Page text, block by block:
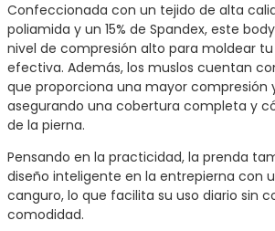
Confeccionada con un tejido de alta
poliamida y un 15% de Spandex, este
nivel de compresión alto para moldear
efectiva. Además, los muslos cuentan
que proporciona una mayor compresión
asegurando una cobertura completa y
de la pierna.
Pensando en la practicidad, la prenda
diseño inteligente en la entrepierna con
canguro, lo que facilita su uso diario sin
comodidad.